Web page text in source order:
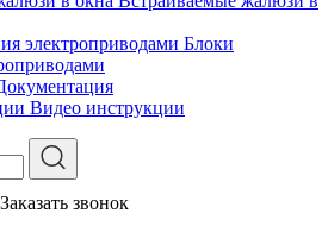
Блоки
Видео инструкции
Заказать звонок